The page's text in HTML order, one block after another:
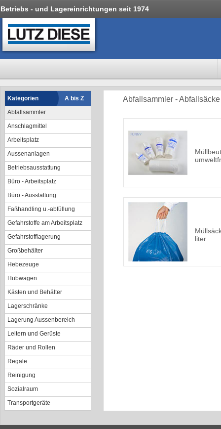
Betriebs - und Lagereinrichtungen seit 1974
Kategorien
A bis Z
Abfallsammler
Anschlagmittel
Arbeitsplatz
Aussenanlagen
Betriebsausstattung
Büro - Arbeitsplatz
Büro - Ausstattung
Faßhandling u.-abfüllung
Gefahrstoffe am Arbeitsplatz
Gefahrstofflagerung
Großbehälter
Hebezeuge
Hubwagen
Kästen und Behälter
Lagerschränke
Lagerung Aussenbereich
Leitern und Gerüste
Räder und Rollen
Regale
Reinigung
Sozialraum
Transportgeräte
Abfallsammler - Abfallsäcke
liter